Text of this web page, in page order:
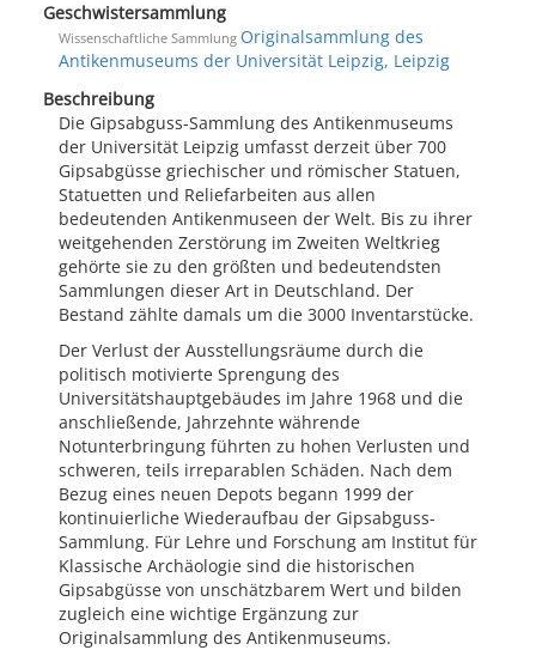
Geschwistersammlung
Wissenschaftliche Sammlung Originalsammlung des
Antikenmuseums der Universität Leipzig, Leipzig
Beschreibung
Die Gipsabguss-Sammlung des Antikenmuseums
der Universität Leipzig umfasst derzeit über 700
Gipsabgüsse griechischer und römischer Statuen,
Statuetten und Reliefarbeiten aus allen
bedeutenden Antikenmuseen der Welt. Bis zu ihrer
weitgehenden Zerstörung im Zweiten Weltkrieg
gehörte sie zu den größten und bedeutendsten
Sammlungen dieser Art in Deutschland. Der
Bestand zählte damals um die 3000 Inventarstücke.
Der Verlust der Ausstellungsräume durch die
politisch motivierte Sprengung des
Universitätshauptgebäudes im Jahre 1968 und die
anschließende, Jahrzehnte währende
Notunterbringung führten zu hohen Verlusten und
schweren, teils irreparablen Schäden. Nach dem
Bezug eines neuen Depots begann 1999 der
kontinuierliche Wiederaufbau der Gipsabguss-
Sammlung. Für Lehre und Forschung am Institut für
Klassische Archäologie sind die historischen
Gipsabgüsse von unschätzbarem Wert und bilden
zugleich eine wichtige Ergänzung zur
Originalsammlung des Antikenmuseums.